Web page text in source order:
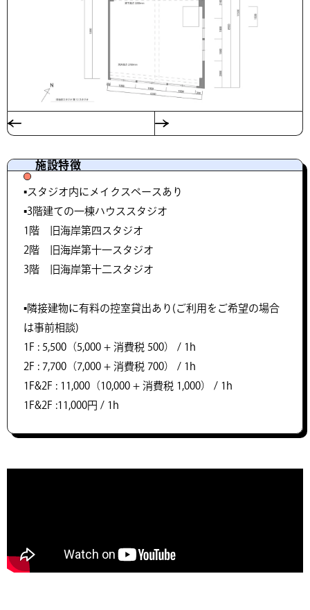
施設特徴
▪️スタジオ内にメイクスペースあり
▪️3階建ての一棟ハウススタジオ
1階 旧海岸第四スタジオ
2階 旧海岸第十一スタジオ
3階 旧海岸第十二スタジオ
▪️隣接建物に有料の控室貸出あり(ご利用をご希望の場合
は事前相談)
1F : 5,500（5,000 + 消費税 500） / 1h
2F : 7,700（7,000 + 消費税 700） / 1h
1F&2F : 11,000（10,000 + 消費税 1,000） / 1h
1F&2F :11,000円 / 1h